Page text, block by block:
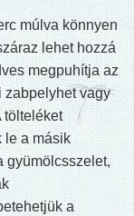
múlva könnyen
lehet hozzá
megpuhítja az
zabpelyhet vagy
tölteléket
le a másik
gyümölcsszelet,
a